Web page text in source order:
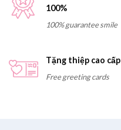
100%
100% guarantee smile
Tặng thiệp cao cấp
Free greeting cards